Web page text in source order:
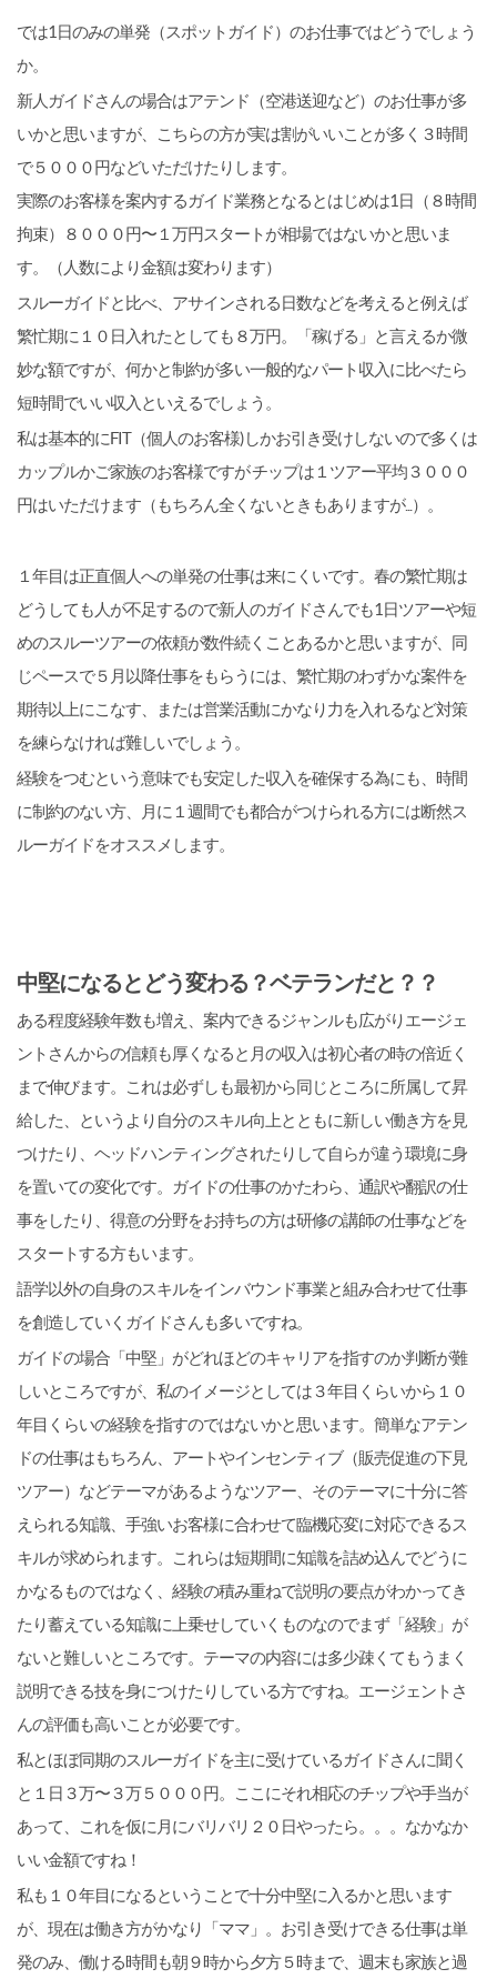
では1日のみの単発（スポットガイド）のお仕事ではどうでしょう
か。
新人ガイドさんの場合はアテンド（空港送迎など）のお仕事が多
いかと思いますが、こちらの方が実は割がいいことが多く３時間
で５０００円などいただけたりします。
実際のお客様を案内するガイド業務となるとはじめは1日（８時間
拘束）８０００円〜１万円スタートが相場ではないかと思いま
す。（人数により金額は変わります）
スルーガイドと比べ、アサインされる日数などを考えると例えば
繁忙期に１０日入れたとしても８万円。「稼げる」と言えるか微
妙な額ですが、何かと制約が多い一般的なパート収入に比べたら
短時間でいい収入といえるでしょう。
私は基本的にFIT（個人のお客様)しかお引き受けしないので多くは
カップルかご家族のお客様ですが チップは１ツアー平均３０００
円はいただけます（もちろん全くないときもありますが...）。
１年目は正直個人への単発の仕事は来にくいです。春の繁忙期は
どうしても人が不足するので新人のガイドさんでも1日ツアーや短
めのスルーツアーの依頼が数件続くことあるかと思いますが、同
じペースで５月以降仕事をもらうには、繁忙期のわずかな案件を
期待以上にこなす、または営業活動にかなり力を入れるなど対策
を練らなければ難しいでしょう。
経験をつむという意味でも安定した収入を確保する為にも、時間
に制約のない方、月に１週間でも都合がつけられる方には断然ス
ルーガイドをオススメします。
中堅になるとどう変わる？ベテランだと？？
ある程度経験年数も増え、案内できるジャンルも広がりエージェ
ントさんからの信頼も厚くなると月の収入は初心者の時の倍近く
まで伸びます。これは必ずしも最初から同じところに所属して昇
給した、というより自分のスキル向上とともに新しい働き方を見
つけたり、ヘッドハンティングされたりして自らが違う環境に身
を置いての変化です。ガイドの仕事のかたわら、通訳や翻訳の仕
事をしたり、得意の分野をお持ちの方は研修の講師の仕事などを
スタートする方もいます。
語学以外の自身のスキルをインバウンド事業と組み合わせて仕事
を創造していくガイドさんも多いですね。
ガイドの場合「中堅」がどれほどのキャリアを指すのか判断が難
しいところですが、私のイメージとしては３年目くらいから１０
年目くらいの経験を指すのではないかと思います。簡単なアテン
ドの仕事はもちろん、アートやインセンティブ（販売促進の下見
ツアー）などテーマがあるようなツアー、そのテーマに十分に答
えられる知識、手強いお客様に合わせて臨機応変に対応できるス
キルが求められます。これらは短期間に知識を詰め込んでどうに
かなるものではなく、経験の積み重ねで説明の要点がわかってき
たり蓄えている知識に上乗せしていくものなのでまず「経験」が
ないと難しいところです。テーマの内容には多少疎くてもうまく
説明できる技を身につけたりしている方ですね。エージェントさ
んの評価も高いことが必要です。
私とほぼ同期のスルーガイドを主に受けているガイドさんに聞く
と１日３万〜３万５０００円。ここにそれ相応のチップや手当が
あって、これを仮に月にバリバリ２０日やったら。。。なかなか
いい金額ですね！
私も１０年目になるということで十分中堅に入るかと思います
が、現在は働き方がかなり「ママ」。お引き受けできる仕事は単
発のみ、働ける時間も朝９時から夕方５時まで、週末も家族と過